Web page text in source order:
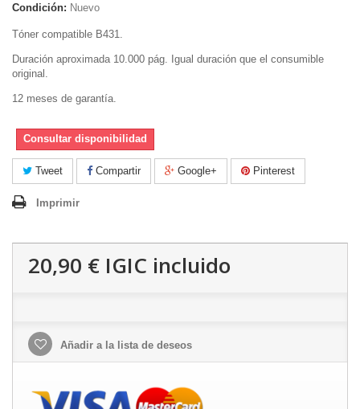
Condición: Nuevo
Tóner compatible B431.
Duración aproximada 10.000 pág. Igual duración que el consumible
original.
12 meses de garantía.
Consultar disponibilidad
Tweet Compartir Google+ Pinterest
Imprimir
20,90 € IGIC incluido
Añadir a la lista de deseos